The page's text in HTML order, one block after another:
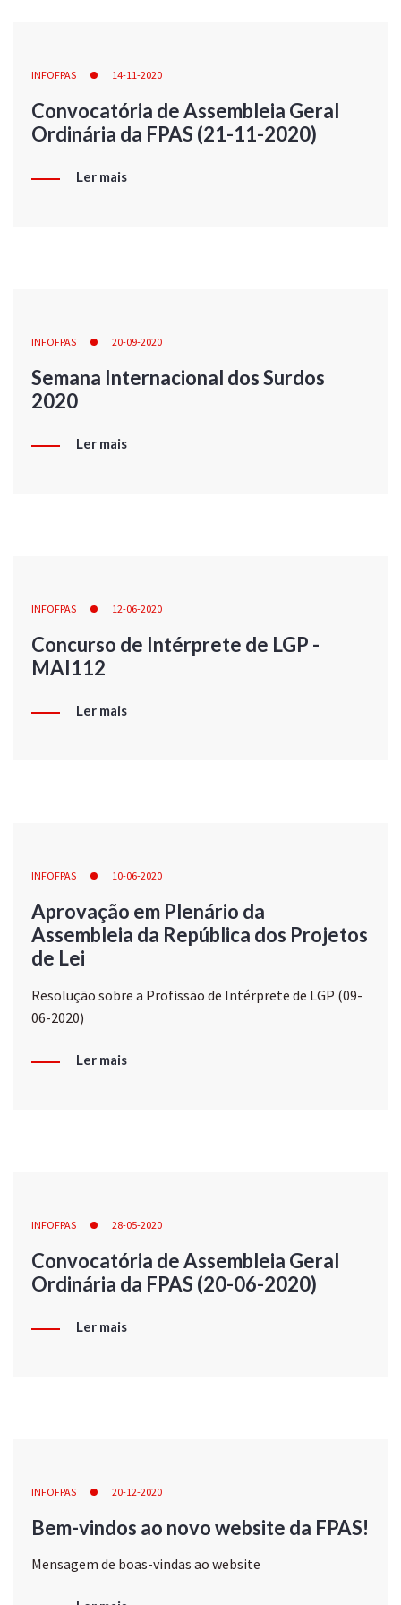
INFOFPAS 14-11-2020
Convocatória de Assembleia Geral
Ordinária da FPAS (21-11-2020)
Ler mais
INFOFPAS 20-09-2020
Semana Internacional dos Surdos
2020
Ler mais
INFOFPAS 12-06-2020
Concurso de Intérprete de LGP -
MAI112
Ler mais
INFOFPAS 10-06-2020
Aprovação em Plenário da
Assembleia da República dos Projetos
de Lei
Resolução sobre a Profissão de Intérprete de LGP (09-
06-2020)
Ler mais
INFOFPAS 28-05-2020
Convocatória de Assembleia Geral
Ordinária da FPAS (20-06-2020)
Ler mais
INFOFPAS 20-12-2020
Bem-vindos ao novo website da FPAS!
Mensagem de boas-vindas ao website